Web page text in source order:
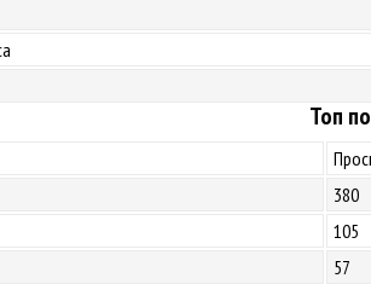
Топ
380
105
57